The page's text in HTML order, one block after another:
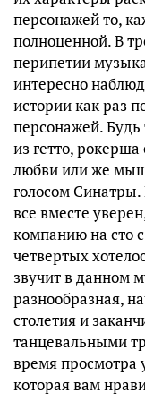
персонажей то,
полноценной. В
перипетии
интересно
истории как раз
персонажей. Будь
из гетто,
любви или же
голосом
все вместе
компанию на сто
четвертых
звучит в данном
разнообразная,
столетия и
танцевальными
время просмотра
которая вам